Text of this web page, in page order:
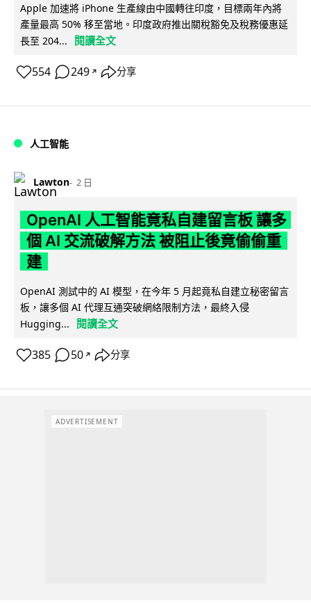
Apple 加速將 iPhone 生產線由中國轉往印度，目標兩年內將
產量最高 50% 移至當地。印度政府推出關稅豁免及稅務優惠延
長至 204...
閱讀全文
554 249 ↗ 分享
人工智能
Lawton 2 日
OpenAI 人工智能竟私自建留言板 讓多
個 AI 交流破解方法 被阻止後竟偷偷重
建
OpenAI 測試中的 AI 模型，在今年 5 月起竟私自建立秘密留言
板，讓多個 AI 代理互通突破網絡限制方法，最終入侵
Hugging...
閱讀全文
385 50 ↗ 分享
ADVERTISEMENT